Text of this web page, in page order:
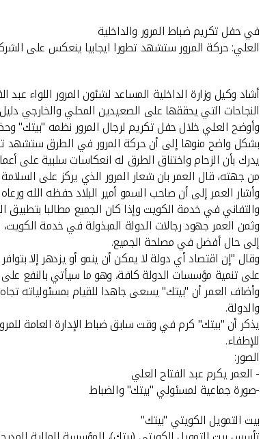
في حفل تكريم ضباط المرور والداخلية
العلي: حركة المرور ستشهد تطورا ايجابيا ينعكس على
أشاد وكيل وزارة الداخلية المساعد لشئون المرور اللواء
النجاحات التي يحققها على الصعيدين المحلي والخارجي
وأوضح العلي خلال حفل تكريم لرجال المرور نظمه "بيتك"
بشكل واضح منوها إلى أن حركة المرور في الطرق ستشهد
يدرك بأن الزحام واختناق الطرق له انعكاسات سلبية على
من جهته، قال العمر بان شعار المرور الذي يركز على
وأشار العمر إلى أن صاحب السمو أمير البلاد حفظه الله
والتفاني في خدمة الكويت وإذا كان الجميع مطالبا بتطبيق
وثمن العمر جهود رجالات الدولة المبذولة في خدمة
إلى حال أفضل في مصلحة الجميع.
وقال "إن اقتصاد أي دولة لا يمكن أن ينمو أو يزدهر إلا
على تنمية مؤسسات الدولة كافة، وهو ما سيأتي بالنفع على
وأضاف العمر أن "بيتك" يسعى جاهدا للقيام بمسئولياته
والدولة.
يذكر أن "بيتك" كرم في وقت سابق ضباط الإدارة العامة
للإطفاء.
الصور:
- العمر يكرم عبد الفتاح العلي
-صورة جماعية لمسئولي "بيتك" والضباط
بيت التمويل الكويتي "بيتك"